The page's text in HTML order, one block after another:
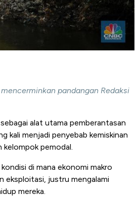
pandangan Redaksi
alat utama pemberantasan
kali menjadi penyebab kemiskinan
kelompok pemodal.
di mana ekonomi makro
eksploitasi, justru mengalami
mereka.